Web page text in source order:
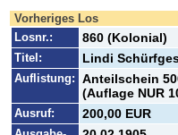
Vorheriges Los
Losnr.:
860 (Kolonial)
Titel: Lindi
Auflistung: Anteilschein
(Auflage NUR
Ausruf: 200,00 EUR